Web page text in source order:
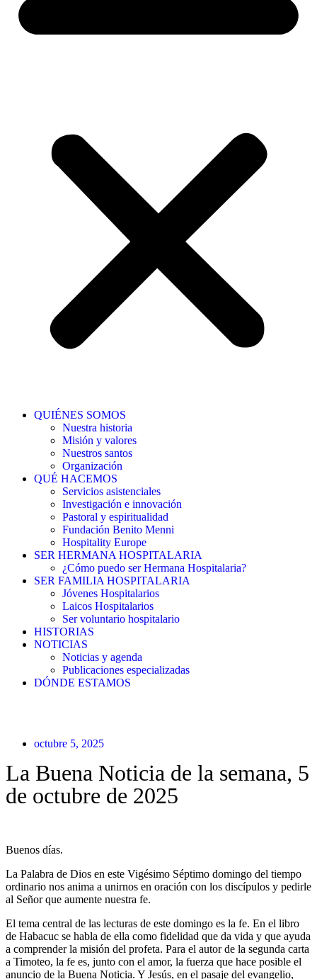
QUIÉNES SOMOS
Nuestra historia
Misión y valores
Nuestros santos
Organización
QUÉ HACEMOS
Servicios asistenciales
Investigación e innovación
Pastoral y espiritualidad
Fundación Benito Menni
Hospitality Europe
SER HERMANA HOSPITALARIA
¿Cómo puedo ser Hermana Hospitalaria?
SER FAMILIA HOSPITALARIA
Jóvenes Hospitalarios
Laicos Hospitalarios
Ser voluntario hospitalario
HISTORIAS
NOTICIAS
Noticias y agenda
Publicaciones especializadas
DÓNDE ESTAMOS
octubre 5, 2025
La Buena Noticia de la semana, 5
de octubre de 2025
Buenos días.
La Palabra de Dios en este Vigésimo Séptimo domingo del tiempo
ordinario nos anima a unirnos en oración con los discípulos y pedirle
al Señor que aumente nuestra fe.
El tema central de las lecturas de este domingo es la fe. En el libro
de Habacuc se habla de ella como fidelidad que da vida y que ayuda
a comprender la misión del profeta. Para el autor de la segunda carta
a Timoteo, la fe es, junto con el amor, la fuerza que hace posible el
anuncio de la Buena Noticia. Y Jesús, en el pasaje del evangelio,